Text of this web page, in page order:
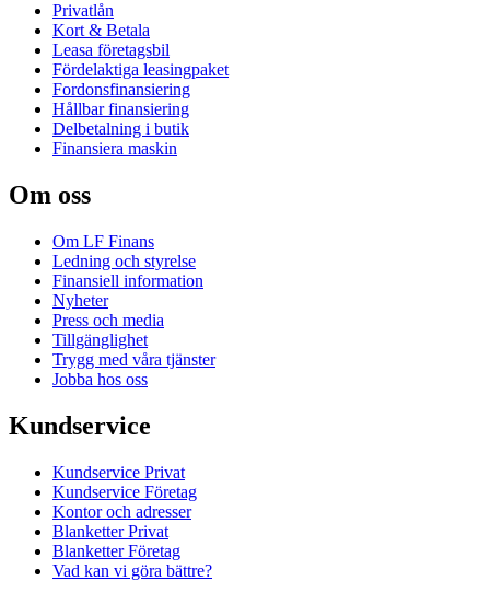
Privatlån
Kort & Betala
Leasa företagsbil
Fördelaktiga leasingpaket
Fordonsfinansiering
Hållbar finansiering
Delbetalning i butik
Finansiera maskin
Om oss
Om LF Finans
Ledning och styrelse
Finansiell information
Nyheter
Press och media
Tillgänglighet
Trygg med våra tjänster
Jobba hos oss
Kundservice
Kundservice Privat
Kundservice Företag
Kontor och adresser
Blanketter Privat
Blanketter Företag
Vad kan vi göra bättre?